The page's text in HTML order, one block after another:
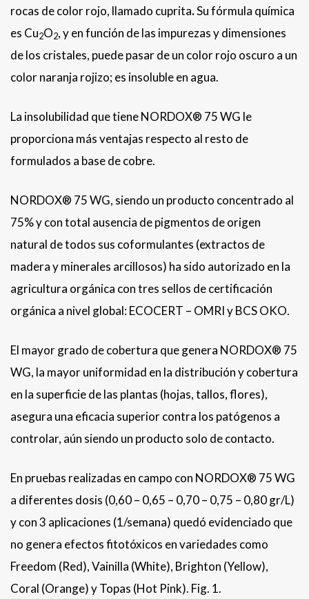
rocas de color rojo, llamado cuprita.Su fórmula química
es Cu2O2, y en función de las impurezas y dimensiones
de los cristales, puede pasar de un color rojo oscuro a un
color naranja rojizo; es insoluble en agua.
La insolubilidad que tiene NORDOX® 75 WG le
proporciona más ventajas respecto al resto de
formulados a base de cobre.
NORDOX® 75 WG, siendo un producto concentrado al
75% y con total ausencia de pigmentos de origen
natural de todos sus coformulantes (extractos de
madera y minerales arcillosos) ha sido autorizado en la
agricultura orgánica con tres sellos de certificación
orgánica a nivel global: ECOCERT – OMRI y BCS OKO.
El mayor grado de cobertura que genera NORDOX® 75
WG, la mayor uniformidad en la distribución y cobertura
en la superficie de las plantas (hojas, tallos, flores),
asegura una eficacia superior contra los patógenos a
controlar, aún siendo un producto solo de contacto.
En pruebas realizadas en campo con NORDOX® 75 WG
a diferentes dosis (0,60 – 0,65 – 0,70 – 0,75 – 0,80 gr/L)
y con 3 aplicaciones (1/semana) quedó evidenciado que
no genera efectos fitotóxicos en variedades como
Freedom (Red), Vainilla (White), Brighton (Yellow),
Coral (Orange) y Topas (Hot Pink). Fig. 1.